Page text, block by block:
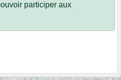
participer aux